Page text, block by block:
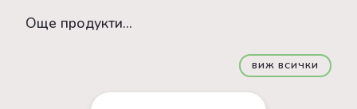
Oще продукти...
ВИЖ ВСИЧКИ